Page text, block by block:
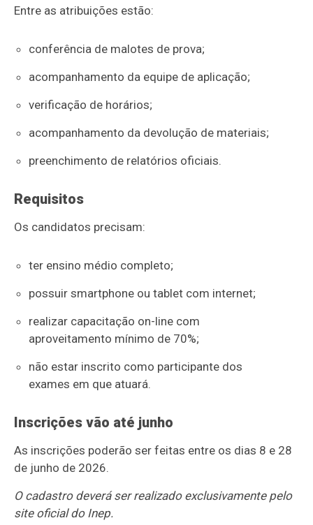
Entre as atribuições estão:
conferência de malotes de prova;
acompanhamento da equipe de aplicação;
verificação de horários;
acompanhamento da devolução de materiais;
preenchimento de relatórios oficiais.
Requisitos
Os candidatos precisam:
ter ensino médio completo;
possuir smartphone ou tablet com internet;
realizar capacitação on-line com
aproveitamento mínimo de 70%;
não estar inscrito como participante dos
exames em que atuará.
Inscrições vão até junho
As inscrições poderão ser feitas entre os dias 8 e 28
de junho de 2026.
O cadastro deverá ser realizado exclusivamente pelo
site oficial do Inep.